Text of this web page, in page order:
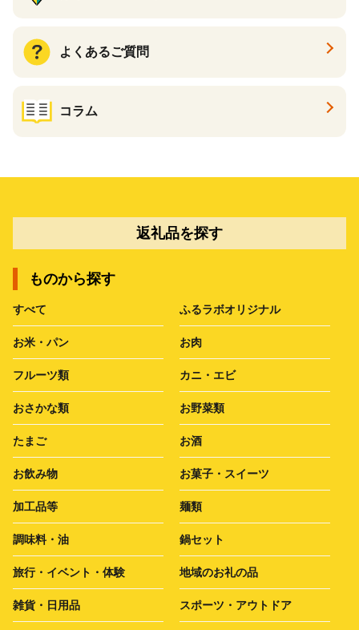
よくあるご質問
コラム
返礼品を探す
ものから探す
すべて ふるラボオリジナル
お米・パン お肉
フルーツ類 カニ・エビ
おさかな類 お野菜類
たまご お酒
お飲み物 お菓子・スイーツ
加工品等 麺類
調味料・油 鍋セット
旅行・イベント・体験 地域のお礼の品
雑貨・日用品 スポーツ・アウトドア